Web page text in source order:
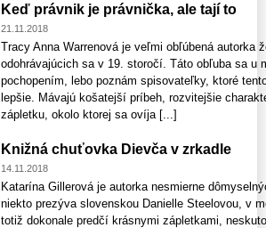
Keď právnik je právnička, ale tají to
21.11.2018
Tracy Anna Warrenová je veľmi obľúbená autorka
odohrávajúcich sa v 19. storočí. Táto obľuba sa u
pochopením, lebo poznám spisovateľky, ktoré
lepšie. Mávajú košatejší príbeh, rozvitejšie
zápletku, okolo ktorej sa ovíja [...]
Knižná chuťovka Dievča v zrkadle
14.11.2018
Katarína Gillerová je autorka nesmierne
niekto prezýva slovenskou Danielle Steelovou, v
totiž dokonale predčí krásnymi zápletkami,